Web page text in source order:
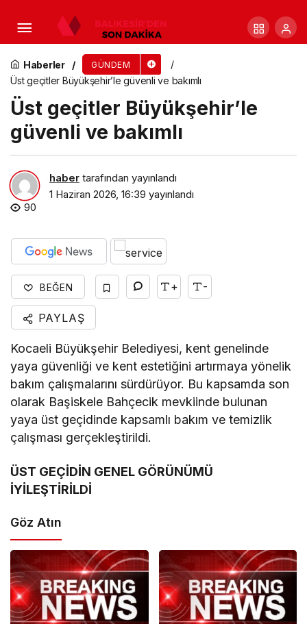
Haberler GÜNDEM
Üst geçitler Büyükşehir’le güvenli ve bakımlı
Üst geçitler Büyükşehir’le
güvenli ve bakımlı
haber tarafından yayınlandı
1 Haziran 2026, 16:39 yayınlandı
90
BEĞEN + -
PAYLAŞ
Kocaeli Büyükşehir Belediyesi, kent genelinde
yaya güvenliği ve kent estetiğini artırmaya yönelik
bakım çalışmalarını sürdürüyor. Bu kapsamda son
olarak Başiskele Bahçecik mevkiinde bulunan
yaya üst geçidinde kapsamlı bakım ve temizlik
çalışması gerçekleştirildi.
ÜST GEÇİDİN GENEL GÖRÜNÜMÜ
İYİLEŞTİRİLDİ
Göz Atın
Başkan Mesut Ergin: En büyük teşekkür bir
milyon misafire hizmet veren çalışanlara